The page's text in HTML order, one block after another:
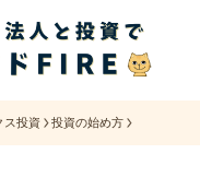
ス投資 投資の始め方